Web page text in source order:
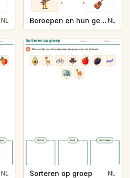
NL Beroepen en hun gereedschap NL
NL Sorteren op groep NL